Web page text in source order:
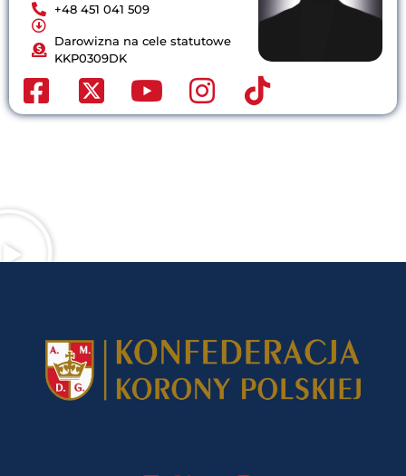
+48 451 041 509
Darowizna na cele statutowe
KKP0309DK